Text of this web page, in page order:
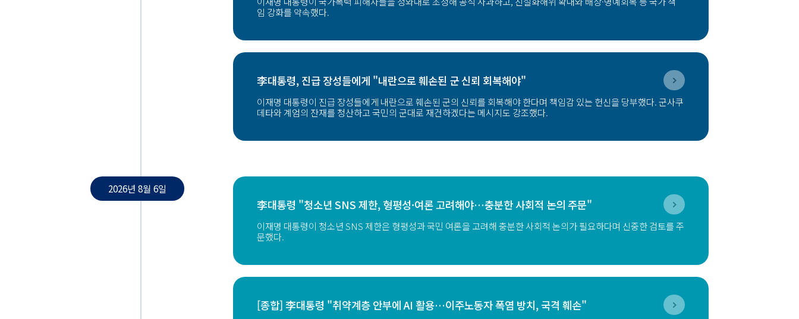
임 강화를 약속했다.
李대통령, 진급 장성들에게 "내란으로 훼손된 군 신뢰 회복해야"
이재명 대통령이 진급 장성들에게 내란으로 훼손된 군의 신뢰를 회복해야 한다며 책임감 있는 헌신을 당부했다. 군사쿠
데타와 계엄의 잔재를 청산하고 국민의 군대로 재건하겠다는 메시지도 강조했다.
2026년 8월 6일
李대통령 "청소년 SNS 제한, 형평성·여론 고려해야…충분한 사회적 논의 주문"
이재명 대통령이 청소년 SNS 제한은 형평성과 국민 여론을 고려해 충분한 사회적 논의가 필요하다며 신중한 검토를 주
문했다.
[종합] 李대통령 "취약계층 안부에 AI 활용…이주노동자 폭염 방치, 국격 훼손"